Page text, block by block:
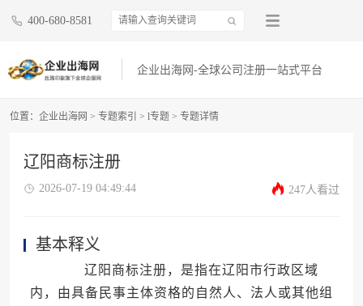
400-680-8581
企业出海网-全球公司注册一站式平台
位置： 企业出海网 > 专题索引 > l专题 > 专题详情
辽阳商标注册
2026-07-19 04:49:44 247人看过
基本释义
辽阳商标注册，是指在辽阳市行政区域
内，由具备民事主体资格的自然人、法人或其他组